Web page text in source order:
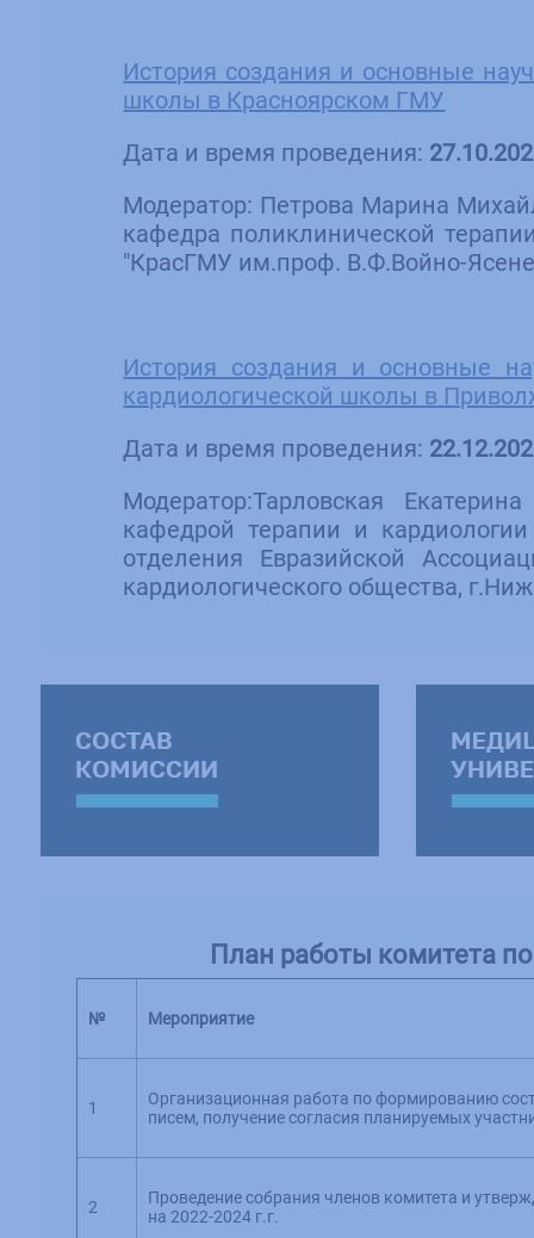
История создания и основные
школы в Красноярском ГМУ
Дата и время проведения:
Модератор: Петрова Марина
кафедра поликлинической
"КрасГМУ им.проф. В.Ф.Войно-
История создания и основные
кардиологической школы в
Дата и время проведения:
Модератор:Тарловская
кафедрой терапии и
отделения Евразийской
кардиологического общества,
План работы комитета
№ Мероприятие
1
Организационная работа по формированию
писем, получение согласия планируемых
2
Проведение собрания членов комитета и
на 2022-2024 г.г.